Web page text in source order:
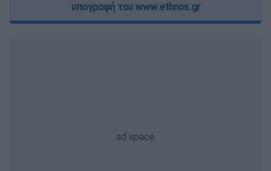
υπογραφή του www.ethnos.gr